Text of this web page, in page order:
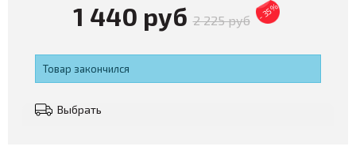
1 440 руб 2 225 руб - 35%
Товар закончился
Выбрать